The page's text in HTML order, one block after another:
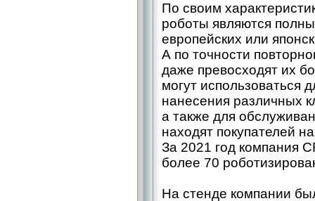
По своим
роботы являются
европейских или
А по точности
даже превосходят их
могут использоваться
нанесения различных
а также для
находят покупателей
За 2021 год компания
более 70
На стенде компании